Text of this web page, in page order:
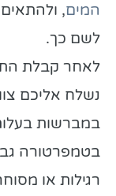
המים,
לשם כך.
לאחר קבלת
נשלח אליכם
במברשות
בטמפרטורה
רגילות או